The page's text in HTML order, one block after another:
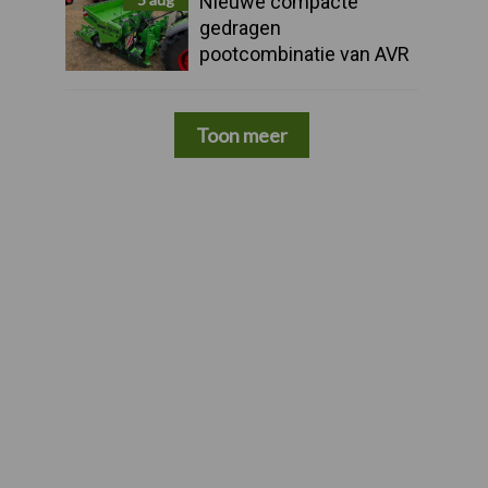
gedragen
pootcombinatie van AVR
Toon meer